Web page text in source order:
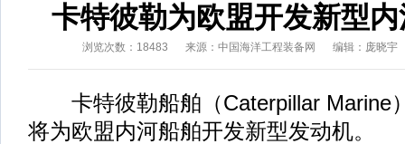
卡特彼勒为欧盟开发新型
浏览次数： 18483 来源： 中国海洋工程装备网 编辑：庞晓宇
卡特彼勒船舶（Caterpillar Marine
将为欧盟内河船舶开发新型发动机。